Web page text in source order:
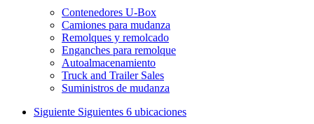
Contenedores U-Box
Camiones para mudanza
Remolques y remolcado
Enganches para remolque
Autoalmacenamiento
Truck and Trailer Sales
Suministros de mudanza
Siguiente Siguientes 6 ubicaciones